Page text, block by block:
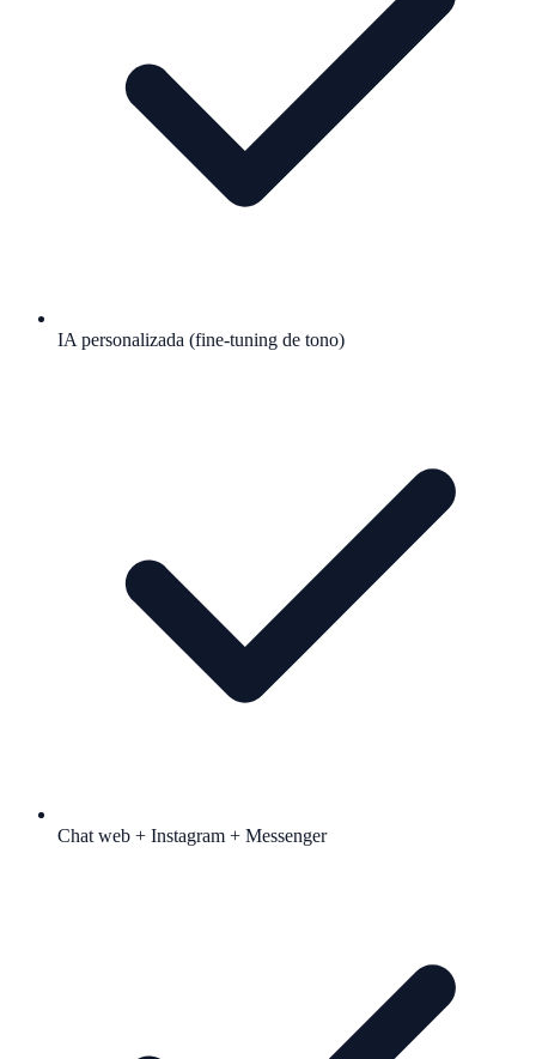
IA personalizada (fine-tuning de tono)
Chat web + Instagram + Messenger